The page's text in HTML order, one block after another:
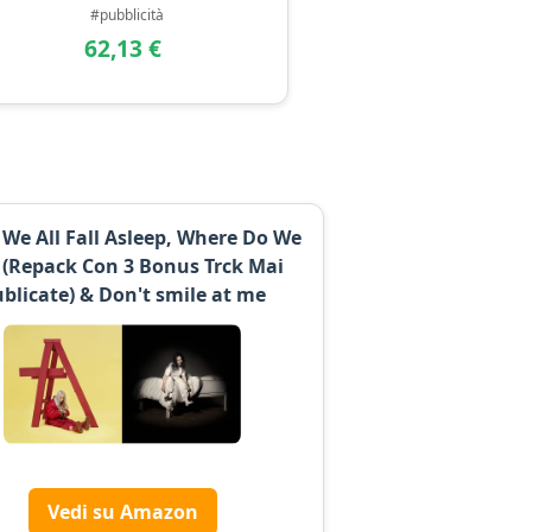
#pubblicità
62,13 €
All Fall Asleep, Where Do We
(Repack Con 3 Bonus Trck Mai
& Don't smile at me
Vedi su Amazon